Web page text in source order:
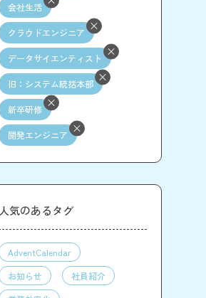
会社生活
クラウドエンジニア
データサイエンティスト
旧：システム統括本部
新卒研修
開発エンジニア
人気のあるタグ
AdventCalendar
お知らせ
社員紹介